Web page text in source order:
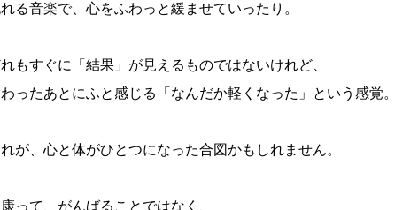
る音楽で、心をふわっと緩ませていったり。
もすぐに「結果」が見えるものではないけれど、
ったあとにふと感じる「なんだか軽くなった」という感覚。
が、心と体がひとつになった合図かもしれません。
って、がんばることではなく、